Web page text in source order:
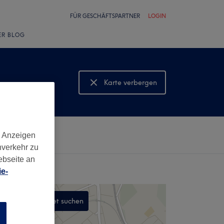
FÜR GESCHÄFTSPARTNER LOGIN
BLOG
Karte verbergen
Karte anzeigen
In diesem Gebiet suchen
zu
an